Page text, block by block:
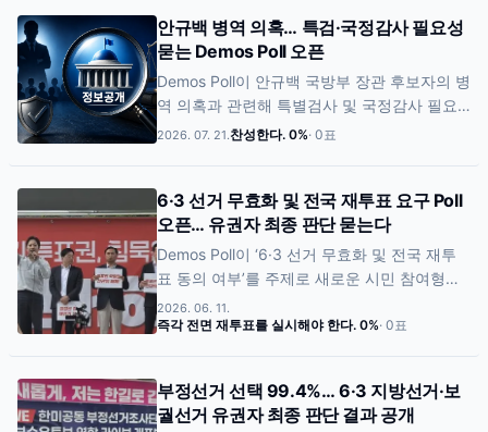
정보가 더 필요하다는 응답은 4.2%(8명)로 집
계됐다. 잘 모르겠다는 응답은 없었다. 이번 조
사는 안규백 후보자의 병역 의혹과 관련한 시
민들의 인식을 확인하기 위해 진행됐다.
안규백 병역 의혹… 특검·국정감사 필요성
묻는 Demos Poll 오픈
Demos Poll이 안규백 국방부 장관 후보자의 병
역 의혹과 관련해 특별검사 및 국정감사 필요
성에 대한 시민 의견을 확인하는 새로운 온라
단을 내리고 있는지를 확인하기 위해 마련됐
다. 참여자는 특검과 국정감사가 모두 필요하
다, 국정감사만 필요하다, 특검만 필요하다, 추
가 조사가 필요하지 않다, 기타·잘 모르겠음 등
Demos Poll은 시민 참여형 온라인 Poll을 통해
2026. 07. 21.찬성한다. 0%· 0표
6·3 선거 무효화 및 전국 재투표 요구 Poll
오픈… 유권자 최종 판단 묻는다
Demos Poll이 ‘6·3 선거 무효화 및 전국 재투
표 동의 여부’를 주제로 새로운 시민 참여형
Poll을 시작했다. 이번 Poll은 6·3 지방선거 및
보궐선거 이후 제기되고 있는 선거 공정성 논
재투표, 일부 지역 재투표, 진상조사 우선, 재투
표 반대, 기타·잘 모르겠음 등 5개 선택지 가운
2026. 06. 11.
즉각 전면 재투표를 실시해야 한다. 0%· 0표
부정선거 선택 99.4%… 6·3 지방선거·보
궐선거 유권자 최종 판단 결과 공개